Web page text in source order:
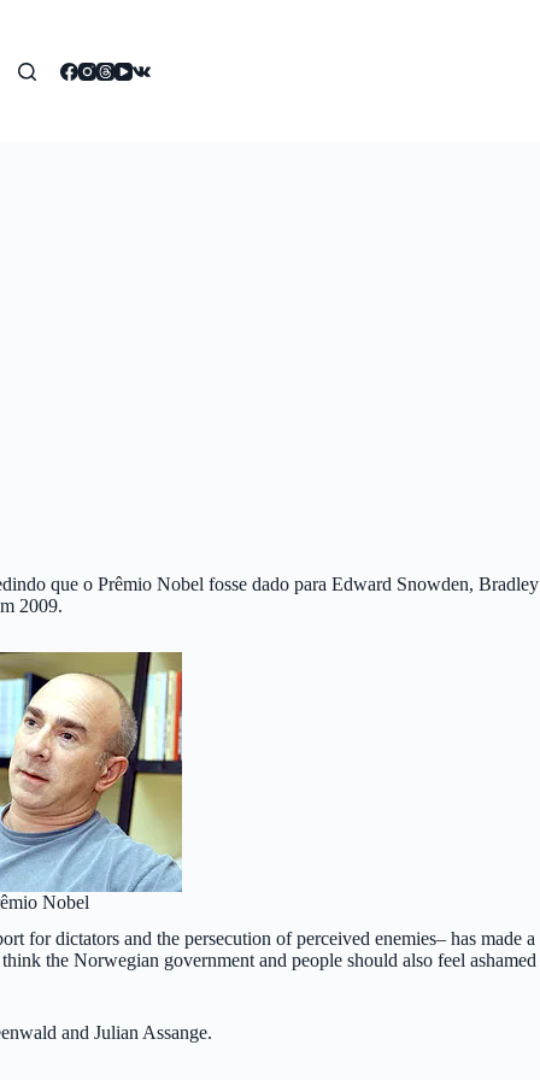
que o Prêmio Nobel fosse dado para Edward Snowden, Bradley
2009.
Nobel
for dictators and the persecution of perceived enemies– has made a
the Norwegian government and people should also feel ashamed
and Julian Assange.